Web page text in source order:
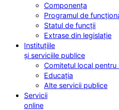
Componența
Programul de
Statul de funcții
Extrase din legislație
Instituțiile
și serviciile publice
Comitetul local pentru
Educația
Alte servicii publice
Servicii
online